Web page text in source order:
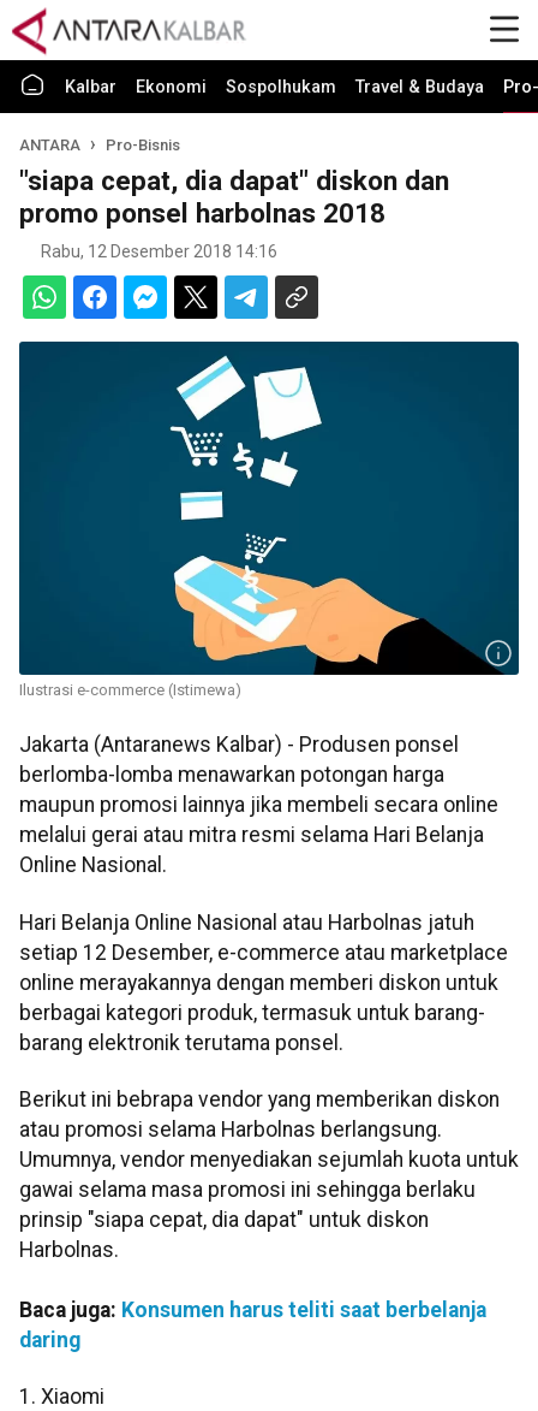
Kalbar Ekonomi Sospolhukam Travel & Budaya
ANTARA Pro-Bisnis
"siapa cepat, dia dapat" diskon dan
promo ponsel harbolnas 2018
Rabu, 12 Desember 2018 14:16
Ilustrasi e-commerce (Istimewa)
Jakarta (Antaranews Kalbar) - Produsen ponsel
berlomba-lomba menawarkan potongan harga
maupun promosi lainnya jika membeli secara online
melalui gerai atau mitra resmi selama Hari Belanja
Online Nasional.
Hari Belanja Online Nasional atau Harbolnas jatuh
setiap 12 Desember, e-commerce atau marketplace
online merayakannya dengan memberi diskon untuk
berbagai kategori produk, termasuk untuk barang-
barang elektronik terutama ponsel.
Berikut ini bebrapa vendor yang memberikan diskon
atau promosi selama Harbolnas berlangsung.
Umumnya, vendor menyediakan sejumlah kuota untuk
gawai selama masa promosi ini sehingga berlaku
prinsip "siapa cepat, dia dapat" untuk diskon
Harbolnas.
Baca juga: Konsumen harus teliti saat berbelanja
daring
1. Xiaomi